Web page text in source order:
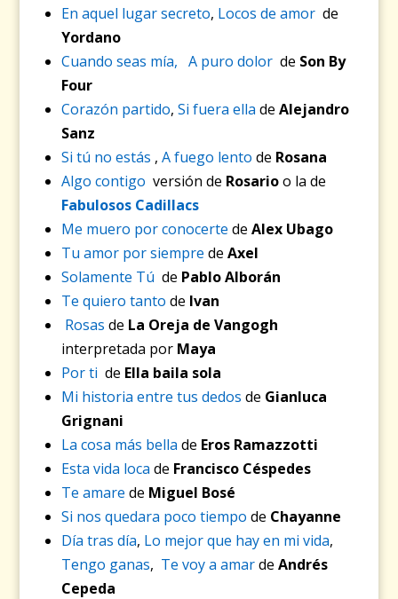
En aquel lugar secreto, Locos de amor de
Yordano
Cuando seas mía, A puro dolor de Son By
Four
Corazón partido, Si fuera ella de Alejandro
Sanz
Si tú no estás , A fuego lento de Rosana
Algo contigo versión de Rosarioo la de
Fabulosos Cadillacs
Me muero por conocerte de Alex Ubago
Tu amor por siempre de Axel
Solamente Tú de Pablo Alborán
Te quiero tanto de Ivan
Rosas de La Oreja de Vangogh
interpretada porMaya
Por ti de Ella baila sola
Mi historia entre tus dedos de Gianluca
Grignani
La cosa más bella de Eros Ramazzotti
Esta vida loca de Francisco Céspedes
Te amare de Miguel Bosé
Si nos quedara poco tiempo de Chayanne
Día tras día, Lo mejor que hay en mi vida,
Tengo ganas, Te voy a amarde Andrés
Cepeda